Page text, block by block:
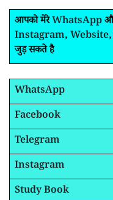
आपको मेरेWhatsApp
Instagram, Website,
जुड़ सकते है
WhatsApp
Facebook
Telegram
Instagram
Study Book